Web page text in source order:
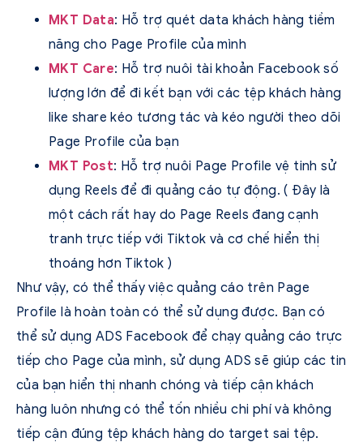
MKT Data: Hỗ trợ quét data khách hàng tiềm
năng cho Page Profile của mình
MKT Care: Hỗ trợ nuôi tài khoản Facebook số
lượng lớn để đi kết bạn với các tệp khách hàng
like share kéo tương tác và kéo người theo dõi
Page Profile của bạn
MKT Post: Hỗ trợ nuôi Page Profile vệ tinh sử
dụng Reels để đi quảng cáo tự động. ( Đây là
một cách rất hay do Page Reels đang cạnh
tranh trực tiếp với Tiktok và cơ chế hiển thị
thoáng hơn Tiktok )
Như vậy, có thể thấy việc quảng cáo trên Page
Profile là hoàn toàn có thể sử dụng được. Bạn có
thể sử dụng ADS Facebook để chạy quảng cáo trực
tiếp cho Page của mình, sử dụng ADS sẽ giúp các tin
của bạn hiển thị nhanh chóng và tiếp cận khách
hàng luôn nhưng có thể tốn nhiều chi phí và không
tiếp cận đúng tệp khách hàng do target sai tệp.